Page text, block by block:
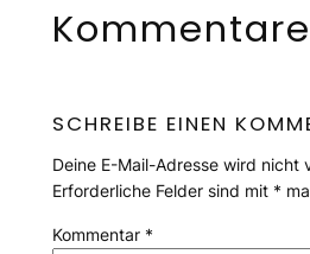
Kommentare
SCHREIBE EINEN
Deine E-Mail-Adresse wird nicht
Erforderliche Felder sind mit *
Kommentar *